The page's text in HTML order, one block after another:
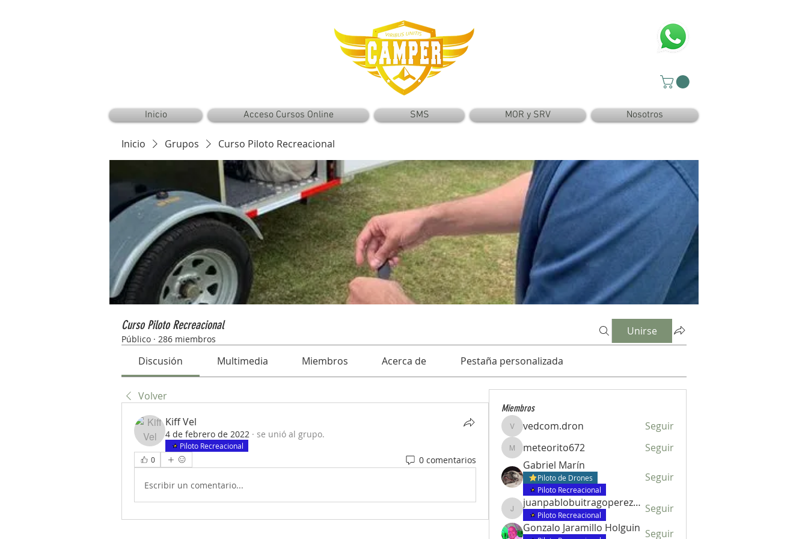
Inicio Acceso Cursos Online SMS MOR y SRV Nosotros
Inicio Grupos Curso Piloto Recreacional
Curso Piloto Recreacional
Público · 286 miembros
Unirse
Discusión Multimedia Miembros Acerca de Pestaña personalizada
Volver
Kiff Vel
4 de febrero de 2022 · se unió al grupo.
Piloto Recreacional
0
0 comentarios
Escribir un comentario...
Miembros
vedcom.dron
vedcom.dron Seguir
meteorito672
meteorito672
Seguir
Gabriel Marín
Piloto de Drones
Piloto Recreacional
Seguir
juanpablobuitragoperez672
juanpablobuitragoperez672
Piloto Recreacional
Seguir
Gonzalo Jaramillo Holguin Seguir